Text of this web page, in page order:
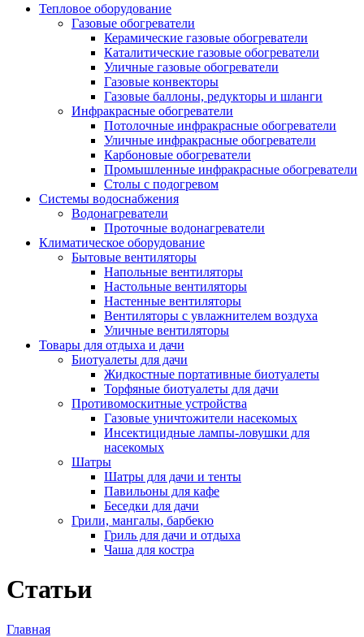
Тепловое оборудование
Газовые обогреватели
Керамические газовые обогреватели
Каталитические газовые обогреватели
Уличные газовые обогреватели
Газовые конвекторы
Газовые баллоны, редукторы и шланги
Инфракрасные обогреватели
Потолочные инфракрасные обогреватели
Уличные инфракрасные обогреватели
Карбоновые обогреватели
Промышленные инфракрасные обогреватели
Столы с подогревом
Системы водоснабжения
Водонагреватели
Проточные водонагреватели
Климатическое оборудование
Бытовые вентиляторы
Напольные вентиляторы
Настольные вентиляторы
Настенные вентиляторы
Вентиляторы с увлажнителем воздуха
Уличные вентиляторы
Товары для отдыха и дачи
Биотуалеты для дачи
Жидкостные портативные биотуалеты
Торфяные биотуалеты для дачи
Противомоскитные устройства
Газовые уничтожители насекомых
Инсектицидные лампы-ловушки для
насекомых
Шатры
Шатры для дачи и тенты
Павильоны для кафе
Беседки для дачи
Грили, мангалы, барбекю
Гриль для дачи и отдыха
Чаша для костра
Статьи
Главная